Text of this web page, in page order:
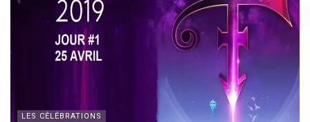
LES CÉLÉBRATIONS